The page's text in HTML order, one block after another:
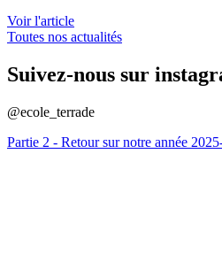
Voir l'article
Toutes nos actualités
Suivez-nous sur
@ecole_terrade
Partie 2 - Retour sur notre année